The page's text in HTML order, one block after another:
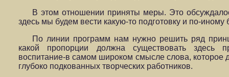
В этом отношении приняты меры. Это
здесь мы будем вести какую-то подготовку и по-иному
По линии программ нам нужно решить ряд
какой пропорции должна существовать здесь
воспитание-в самом широком смысле слова, которое
глубоко подкованных творческих работников.